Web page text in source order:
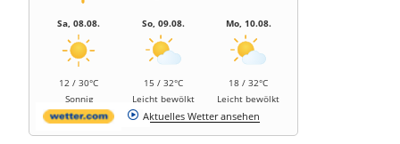
Sa, 08.08.
12 / 30°C
Sonnig
So, 09.08.
15 / 32°C
Leicht bewölkt
Mo, 10.08.
18 / 32°C
Leicht bewölkt
Aktuelles Wetter ansehen